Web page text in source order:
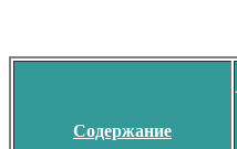
Содержание